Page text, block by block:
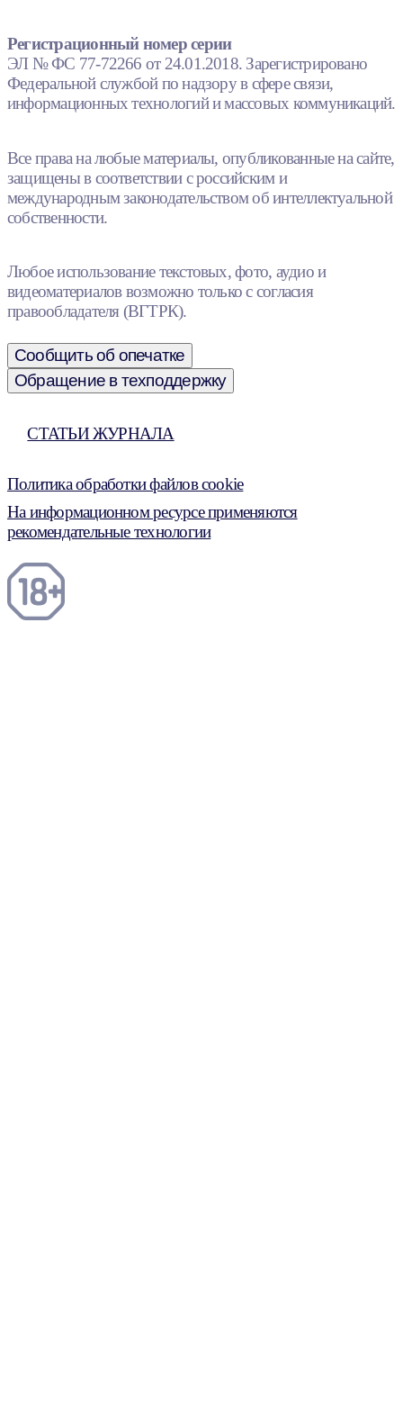
Регистрационный номер серии
ЭЛ № ФС 77-72266 от 24.01.2018. Зарегистрировано
Федеральной службой по надзору в сфере связи,
информационных технологий и массовых коммуникаций.
Все права на любые материалы, опубликованные на сайте,
защищены в соответствии с российским и
международным законодательством об интеллектуальной
собственности.
Любое использование текстовых, фото, аудио и
видеоматериалов возможно только с согласия
правообладателя (ВГТРК).
Сообщить об опечатке
Обращение в техподдержку
СТАТЬИ ЖУРНАЛА
Политика обработки файлов cookie
На информационном ресурсе применяются
рекомендательные технологии